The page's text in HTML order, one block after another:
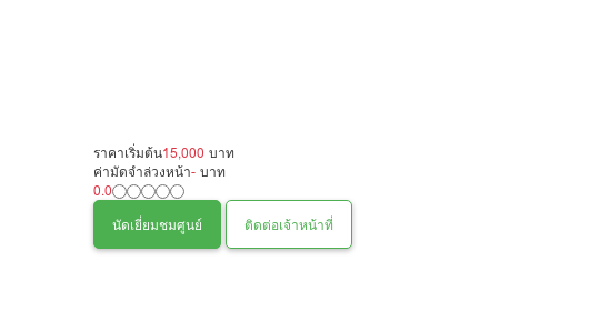
ราคาเริ่มต้น15,000 บาท
ค่ามัดจำล่วงหน้า- บาท
0.0
นัดเยี่ยมชมศูนย์
ติดต่อเจ้าหน้าที่